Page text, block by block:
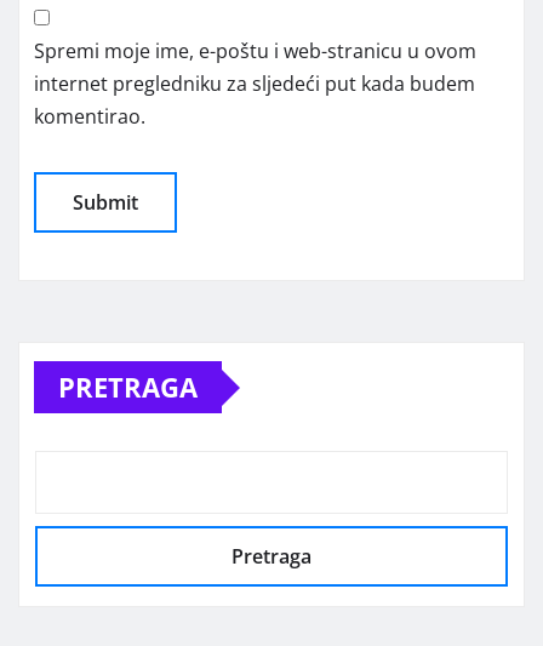
Spremi moje ime, e-poštu i web-stranicu u ovom
internet pregledniku za sljedeći put kada budem
komentirao.
PRETRAGA
Pretraga